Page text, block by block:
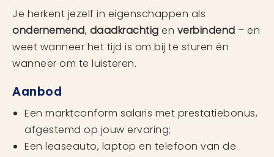
Je herkent jezelf in eigenschappen als
ondernemend, daadkrachtig en verbindend – en
weet wanneer het tijd is om bij te sturen én
wanneer om te luisteren.
Aanbod
Een marktconform salaris met prestatiebonus,
afgestemd op jouw ervaring;
Een leaseauto, laptop en telefoon van de